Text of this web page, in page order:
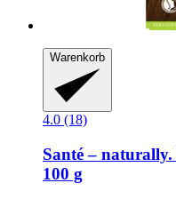
Warenkorb
4.0 (18)
Santé – naturally.
100 g